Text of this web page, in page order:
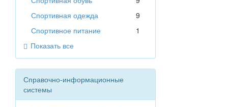
Спортивная одежда
9
Спортивное питание
1
Показать все
Справочно-информационные
системы